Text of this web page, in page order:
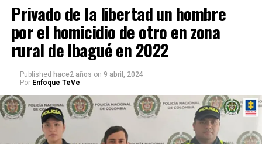
Privado de la libertad un hombre
por el homicidio de otro en zona
rural de Ibagué en 2022
Published hace2 años on 9 abril, 2024
Por Enfoque TeVe